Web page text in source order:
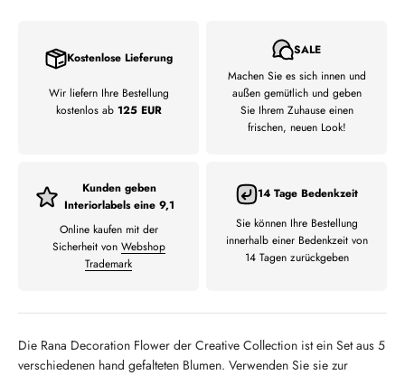
Kostenlose Lieferung
Wir liefern Ihre Bestellung
kostenlos ab 125 EUR
SALE
Machen Sie es sich innen und
außen gemütlich und geben
Sie Ihrem Zuhause einen
frischen, neuen Look!
Kunden geben
Interiorlabels eine 9,1
Online kaufen mit der
Sicherheit von Webshop
Trademark
14 Tage Bedenkzeit
Sie können Ihre Bestellung
innerhalb einer Bedenkzeit von
14 Tagen zurückgeben
Die Rana Decoration Flower der Creative Collection ist ein Set aus 5
verschiedenen hand gefalteten Blumen. Verwenden Sie sie zur